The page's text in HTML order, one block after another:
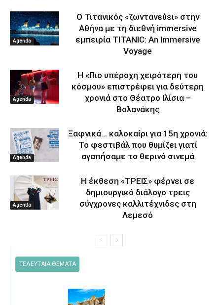
Agenda
Ο Τιτανικός «ζωντανεύει» στην
Αθήνα με τη διεθνή immersive
εμπειρία TITANIC: An Immersive
Voyage
Agenda
Η «Πιο υπέροχη χειρότερη του
κόσμου» επιστρέφει για δεύτερη
χρονιά στο Θέατρο Ιλίσια –
Βολανάκης
Agenda
Ξαφνικά… καλοκαίρι για 15η χρονιά:
Το φεστιβάλ που θυμίζει γιατί
αγαπήσαμε το θερινό σινεμά
Agenda
Η έκθεση «ΤΡΕΙΣ» φέρνει σε
δημιουργικό διάλογο τρεις
σύγχρονες καλλιτέχνιδες στη
Λεμεσό
ΤΕΛΕΥΤΑΙΑ ΘΕΜΑΤΑ